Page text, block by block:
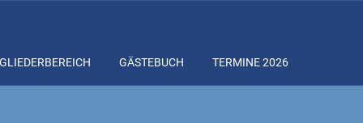
GÄSTEBUCH TERMINE 2026